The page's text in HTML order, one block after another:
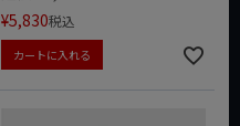
¥5,830税込
カートに入れる